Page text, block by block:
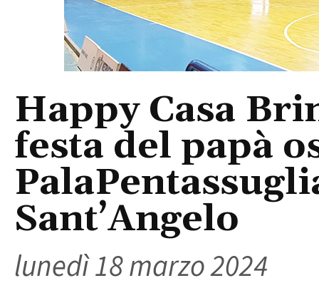
Happy Casa
festa del papà
Sant’Angelo
lunedì 18 marzo 2024